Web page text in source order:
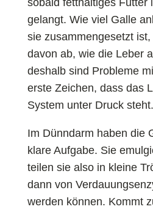
sobald fetthaltiges Futter
gelangt. Wie viel Galle
sie zusammengesetzt
davon ab, wie die Leber
deshalb sind Probleme
erste Zeichen, dass das
System unter Druck steht.
Im Dünndarm haben die
klare Aufgabe. Sie
teilen sie also in kleine
dann von
werden können. Kommt